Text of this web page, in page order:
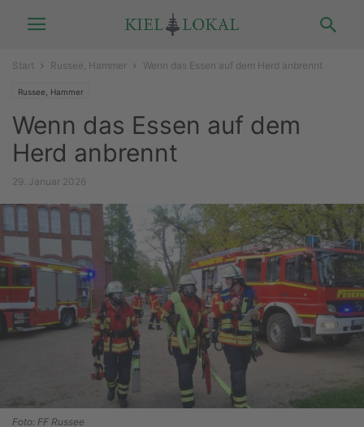
Start Russee, Hammer Wenn das Essen auf dem Herd anbrennt
Russee, Hammer
Wenn das Essen auf dem
Herd anbrennt
29. Januar 2026
Foto: FF Russee